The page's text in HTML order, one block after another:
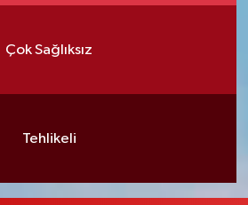
Çok Sağlıksız
Tehlikeli